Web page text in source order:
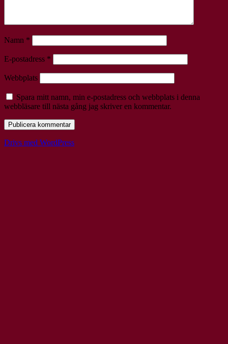
Namn *
E-postadress *
Webbplats
Spara mitt namn, min e-postadress och webbplats i denna
webbläsare till nästa gång jag skriver en kommentar.
Drivs med WordPress